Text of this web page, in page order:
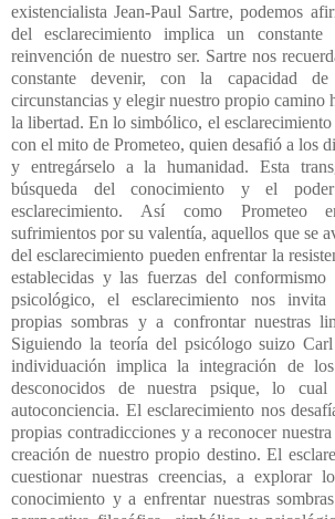
existencialista Jean-Paul Sartre, podemos
del esclarecimiento implica un
reinvención de nuestro ser. Sartre nos
constante devenir, con la capacidad de
circunstancias y elegir nuestro propio camino
la libertad. En lo simbólico, el esclarecimiento
con el mito de Prometeo, quien desafió a los
y entregárselo a la humanidad. Esta
búsqueda del conocimiento y el
esclarecimiento. Así como Prometeo
sufrimientos por su valentía, aquellos que se
del esclarecimiento pueden enfrentar la
establecidas y las fuerzas del
psicológico, el esclarecimiento nos
propias sombras y a confrontar nuestras
Siguiendo la teoría del psicólogo suizo
individuación implica la integración de
desconocidos de nuestra psique, lo
autoconciencia. El esclarecimiento nos
propias contradicciones y a reconocer
creación de nuestro propio destino.El
cuestionar nuestras creencias, a explorar
conocimiento y a enfrentar nuestras